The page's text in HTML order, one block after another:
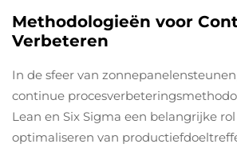
Methodologieën voor
Verbeteren
In de sfeer van
continue
Lean en Six Sigma een belangrijke
optimaliseren van